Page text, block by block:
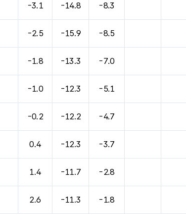
-3.1 -14.8 -8.3
-2.5 -15.9 -8.5
-1.8 -13.3 -7.0
-1.0 -12.3 -5.1
-0.2 -12.2 -4.7
0.4 -12.3 -3.7
1.4 -11.7 -2.8
2.6 -11.3 -1.8